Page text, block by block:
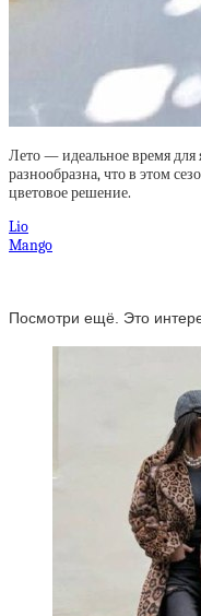
Лето — идеальное время для
разнообразна, что в этом
цветовое решение.
Lio
Mango
Посмотри ещё. Это